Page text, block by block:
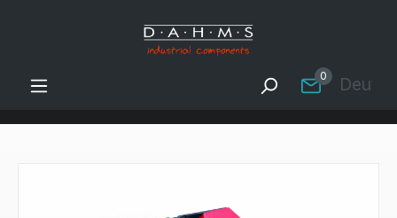
Zum Hauptinhalt springen
0
Bildergalerie überspringen